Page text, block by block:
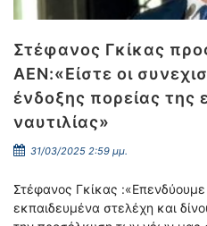
Στέφανος Γκίκας
ΑΕΝ:«Είστε οι
ένδοξης πορείας της
ναυτιλίας»
31/03/2025 2:59 μμ.
Στέφανος Γκίκας
εκπαιδευμένα στελέχη και